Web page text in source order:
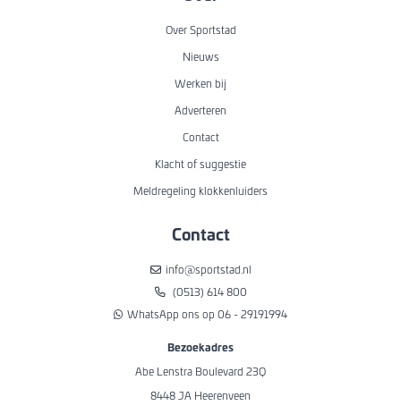
Over Sportstad
Nieuws
Werken bij
Adverteren
Contact
Klacht of suggestie
Meldregeling klokkenluiders
Contact
info@sportstad.nl
(0513) 614 800
WhatsApp ons op 06 - 29191994
Bezoekadres
Abe Lenstra Boulevard 23Q
8448 JA Heerenveen